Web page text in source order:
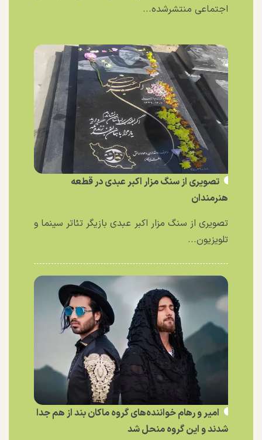
اجتماعی منتشرشده...
تصویری از سنگ مزار اکبر عبدی در قطعه
هنرمندان
تصویری از سنگ مزار اکبر عبدی بازیگر تئاتر سینما و
تلویزیون...
امیر و رهام خواننده‌های گروه ماکان بند از هم جدا
شدند و این گروه منحل شد